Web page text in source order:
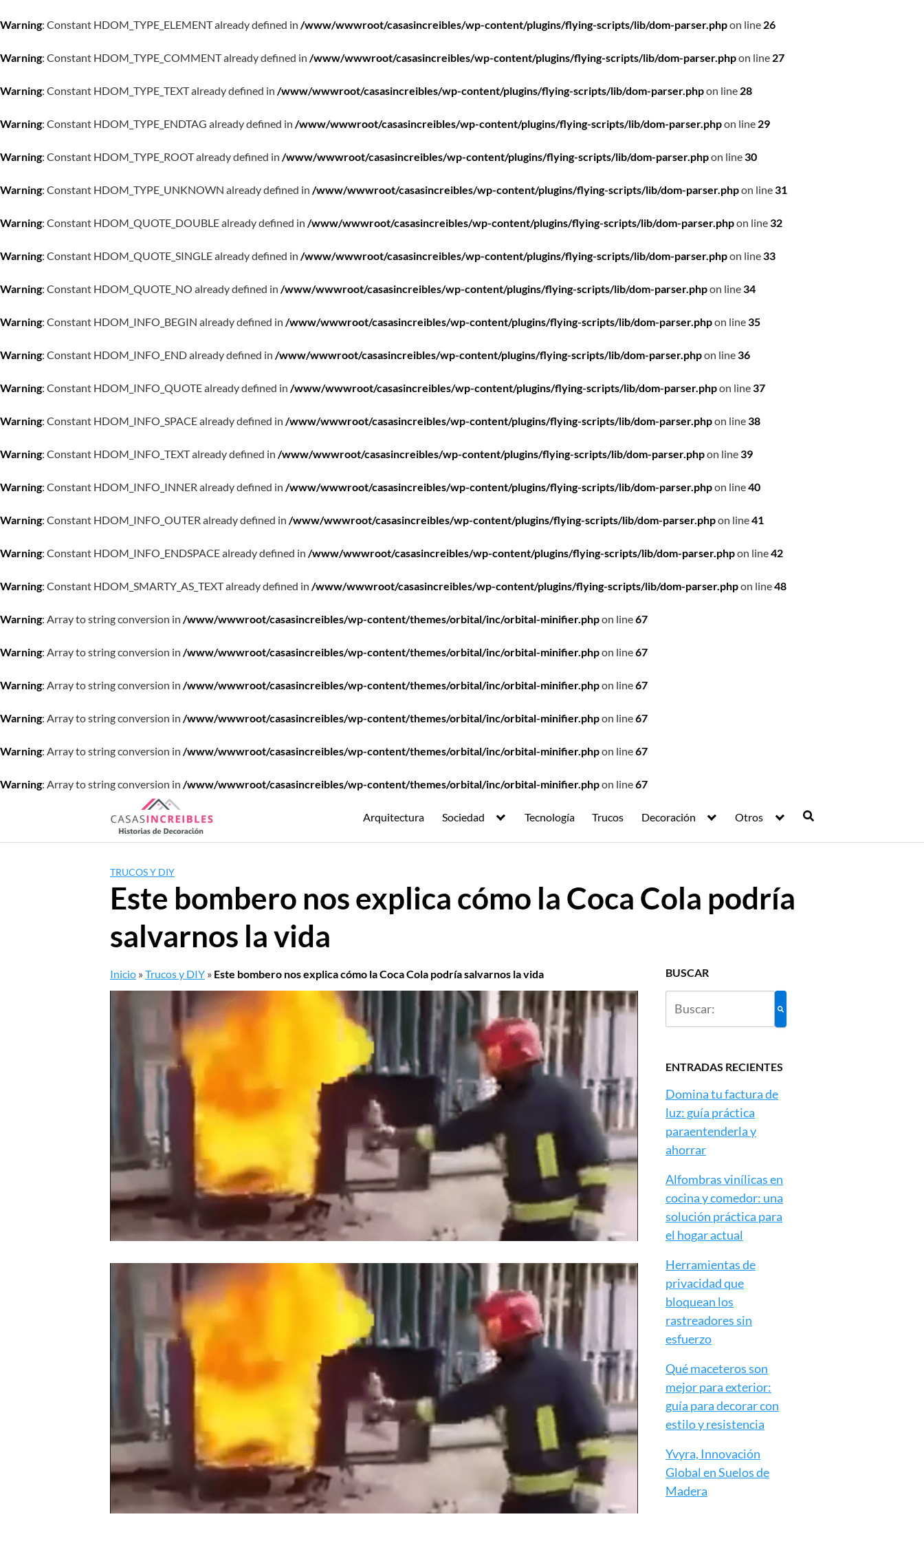
Warning: Constant HDOM_TYPE_ELEMENT already defined in /www/wwwroot/casasincreibles/wp-content/plugins/flying-scripts/lib/dom-parser.phpon line 26
Warning: Constant HDOM_TYPE_COMMENT already defined in /www/wwwroot/casasincreibles/wp-content/plugins/flying-scripts/lib/dom-parser.phpon line 27
Warning: Constant HDOM_TYPE_TEXT already defined in /www/wwwroot/casasincreibles/wp-content/plugins/flying-scripts/lib/dom-parser.phpon line 28
Warning: Constant HDOM_TYPE_ENDTAG already defined in /www/wwwroot/casasincreibles/wp-content/plugins/flying-scripts/lib/dom-parser.phpon line 29
Warning: Constant HDOM_TYPE_ROOT already defined in /www/wwwroot/casasincreibles/wp-content/plugins/flying-scripts/lib/dom-parser.phpon line30
Warning: Constant HDOM_TYPE_UNKNOWN already defined in /www/wwwroot/casasincreibles/wp-content/plugins/flying-scripts/lib/dom-parser.phpon line31
Warning: Constant HDOM_QUOTE_DOUBLE already defined in /www/wwwroot/casasincreibles/wp-content/plugins/flying-scripts/lib/dom-parser.phpon line32
Warning: Constant HDOM_QUOTE_SINGLE already defined in /www/wwwroot/casasincreibles/wp-content/plugins/flying-scripts/lib/dom-parser.phpon line33
Warning: Constant HDOM_QUOTE_NO already defined in /www/wwwroot/casasincreibles/wp-content/plugins/flying-scripts/lib/dom-parser.phpon line34
Warning: Constant HDOM_INFO_BEGIN already defined in /www/wwwroot/casasincreibles/wp-content/plugins/flying-scripts/lib/dom-parser.phpon line35
Warning: Constant HDOM_INFO_END already defined in /www/wwwroot/casasincreibles/wp-content/plugins/flying-scripts/lib/dom-parser.phpon line36
Warning: Constant HDOM_INFO_QUOTE already defined in /www/wwwroot/casasincreibles/wp-content/plugins/flying-scripts/lib/dom-parser.phpon line37
Warning: Constant HDOM_INFO_SPACE already defined in /www/wwwroot/casasincreibles/wp-content/plugins/flying-scripts/lib/dom-parser.phpon line38
Warning: Constant HDOM_INFO_TEXT already defined in /www/wwwroot/casasincreibles/wp-content/plugins/flying-scripts/lib/dom-parser.phpon line39
Warning: Constant HDOM_INFO_INNER already defined in /www/wwwroot/casasincreibles/wp-content/plugins/flying-scripts/lib/dom-parser.phpon line40
Warning: Constant HDOM_INFO_OUTER already defined in /www/wwwroot/casasincreibles/wp-content/plugins/flying-scripts/lib/dom-parser.phpon line41
Warning: Constant HDOM_INFO_ENDSPACE already defined in /www/wwwroot/casasincreibles/wp-content/plugins/flying-scripts/lib/dom-parser.phpon line42
Warning: Constant HDOM_SMARTY_AS_TEXT already defined in /www/wwwroot/casasincreibles/wp-content/plugins/flying-scripts/lib/dom-parser.phpon line48
Warning: Array to string conversion in /www/wwwroot/casasincreibles/wp-content/themes/orbital/inc/orbital-minifier.phpon line67
Warning: Array to string conversion in /www/wwwroot/casasincreibles/wp-content/themes/orbital/inc/orbital-minifier.phpon line67
Warning: Array to string conversion in /www/wwwroot/casasincreibles/wp-content/themes/orbital/inc/orbital-minifier.phpon line67
Warning: Array to string conversion in /www/wwwroot/casasincreibles/wp-content/themes/orbital/inc/orbital-minifier.phpon line67
Warning: Array to string conversion in /www/wwwroot/casasincreibles/wp-content/themes/orbital/inc/orbital-minifier.phpon line67
Warning: Array to string conversion in /www/wwwroot/casasincreibles/wp-content/themes/orbital/inc/orbital-minifier.phpon line67
Arquitectura Sociedad Tecnología Trucos Decoración Otros
TRUCOS Y DIY
Este bombero nos explica cómo la Coca Cola podría
salvarnos la vida
Inicio »Trucos y DIY » Este bombero nos explica cómo la Coca Cola podría salvarnos la vida BUSCAR
ENTRADAS RECIENTES
Domina tu factura de
luz: guía práctica
paraentenderla y
ahorrar
Alfombras vinílicas en
cocina y comedor: una
solución práctica para
el hogar actual
Herramientas de
privacidad que
bloquean los
rastreadores sin
esfuerzo
Qué maceteros son
mejor para exterior:
guía para decorar con
estilo y resistencia
Yvyra, Innovación
Global en Suelos de
Madera